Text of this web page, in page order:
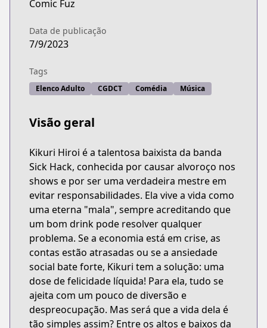
Comic Fuz
Data de publicação
7/9/2023
Tags
Elenco Adulto CGDCT Comédia Música
Visão geral
Kikuri Hiroi é a talentosa baixista da banda
Sick Hack, conhecida por causar alvoroço nos
shows e por ser uma verdadeira mestre em
evitar responsabilidades. Ela vive a vida como
uma eterna "mala", sempre acreditando que
um bom drink pode resolver qualquer
problema. Se a economia está em crise, as
contas estão atrasadas ou se a ansiedade
social bate forte, Kikuri tem a solução: uma
dose de felicidade líquida! Para ela, tudo se
ajeita com um pouco de diversão e
despreocupação. Mas será que a vida dela é
tão simples assim? Entre os altos e baixos da